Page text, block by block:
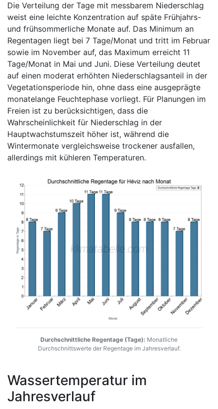
Die Verteilung der Tage mit messbarem Niederschlag
weist eine leichte Konzentration auf späte Frühjahrs-
und frühsommerliche Monate auf. Das Minimum an
Regentagen liegt bei 7 Tage/Monat und tritt im Februar
sowie im November auf, das Maximum erreicht 11
Tage/Monat in Mai und Juni. Diese Verteilung deutet
auf einen moderat erhöhten Niederschlagsanteil in der
Vegetationsperiode hin, ohne dass eine ausgeprägte
monatelange Feuchtephase vorliegt. Für Planungen im
Freien ist zu berücksichtigen, dass die
Wahrscheinlichkeit für Niederschlag in der
Hauptwachstumszeit höher ist, während die
Wintermonate vergleichsweise trockener ausfallen,
allerdings mit kühleren Temperaturen.
Durchschnittliche Regentage (Tage): Monatliche
Durchschnittswerte der Regentage im Jahresverlauf.
Wassertemperatur im
Jahresverlauf